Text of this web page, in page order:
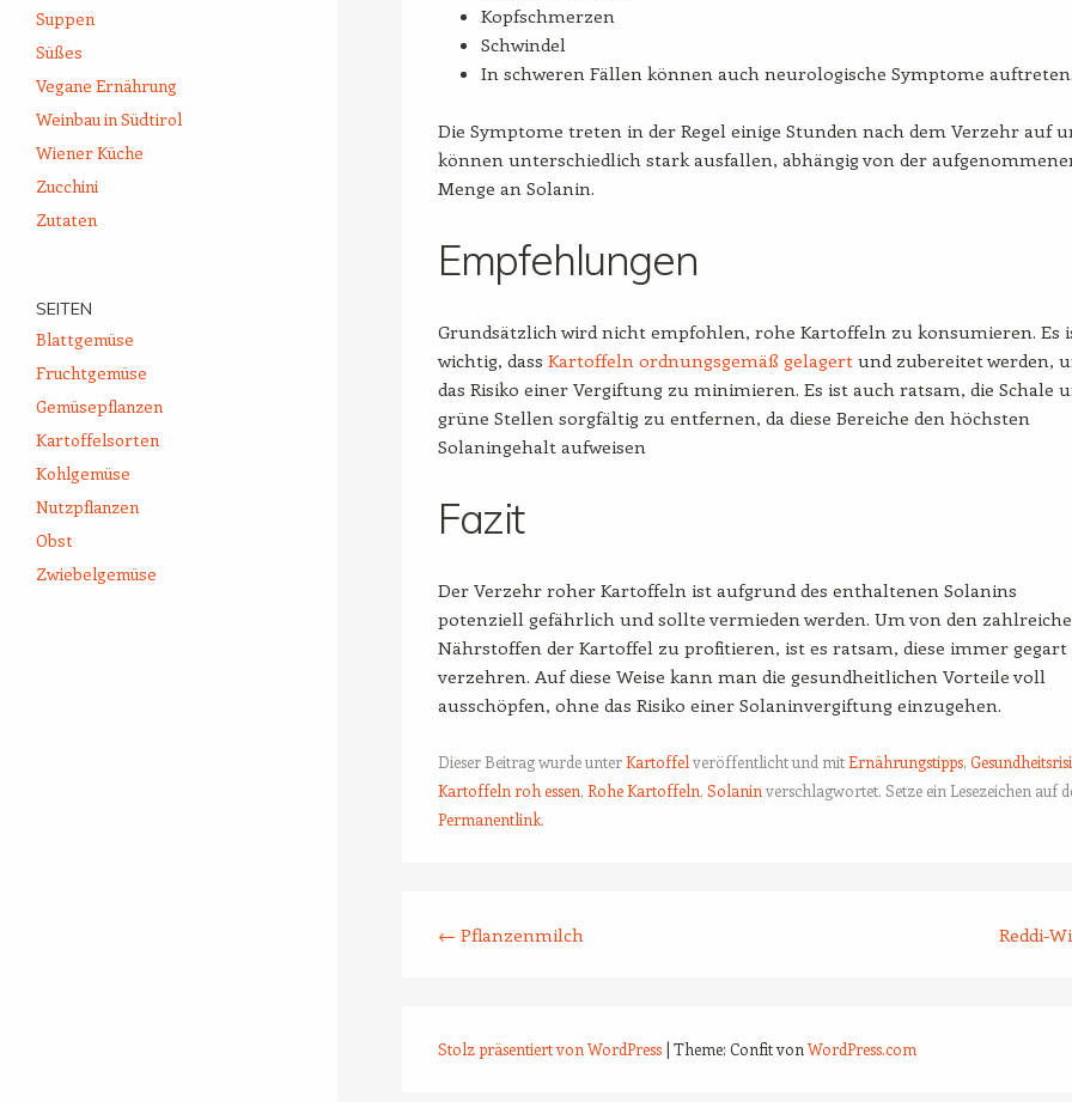
Kopfschmerzen
Schwindel
In schweren Fällen können auch neurologische Symptome auftreten.
Die Symptome treten in der Regel einige Stunden nach dem Verzehr auf
können unterschiedlich stark ausfallen, abhängig von der
Menge an Solanin.
Empfehlungen
Grundsätzlich wird nicht empfohlen, rohe Kartoffeln zu konsumieren. Es
wichtig, dass Kartoffeln ordnungsgemäß gelagert und zubereitet werden,
das Risiko einer Vergiftung zu minimieren. Es ist auch ratsam, die Schale
grüne Stellen sorgfältig zu entfernen, da diese Bereiche den höchsten
Solaningehalt aufweisen
Fazit
Der Verzehr roher Kartoffeln ist aufgrund des enthaltenen Solanins
potenziell gefährlich und sollte vermieden werden. Um von den
Nährstoffen der Kartoffel zu profitieren, ist es ratsam, diese immer gegart
verzehren. Auf diese Weise kann man die gesundheitlichen Vorteile voll
ausschöpfen, ohne das Risiko einer Solaninvergiftung einzugehen.
Dieser Beitrag wurde unterKartoffel veröffentlicht und mitErnährungstipps,
Kartoffeln roh essen, Rohe Kartoffeln, Solanin verschlagwortet. Setze ein Lesezeichen auf
Permanentlink.
← Pflanzenmilch Reddi-
Suppen
Süßes
Vegane Ernährung
Weinbau in Südtirol
Wiener Küche
Zucchini
Zutaten
SEITEN
Blattgemüse
Fruchtgemüse
Gemüsepflanzen
Kartoffelsorten
Kohlgemüse
Nutzpflanzen
Obst
Zwiebelgemüse
Stolz präsentiert von WordPress | Theme: Confit von WordPress.com